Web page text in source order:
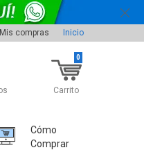
Mis compras Inicio
Carrito
0
Cómo
Comprar